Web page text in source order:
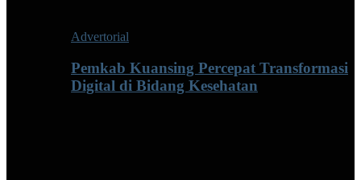
Advertorial
Pemkab Kuansing Percepat Transformasi
Digital di Bidang Kesehatan